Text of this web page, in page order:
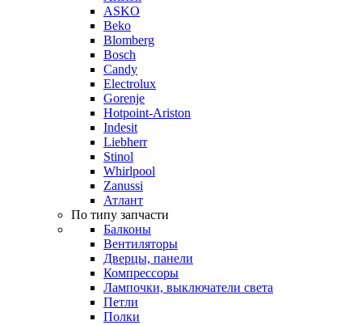
ASKO
Beko
Blomberg
Bosch
Candy
Electrolux
Gorenje
Hotpoint-Ariston
Indesit
Liebherr
Stinol
Whirlpool
Zanussi
Атлант
По типу запчасти
Балконы
Вентиляторы
Дверцы, панели
Компрессоры
Лампочки, выключатели света
Петли
Полки